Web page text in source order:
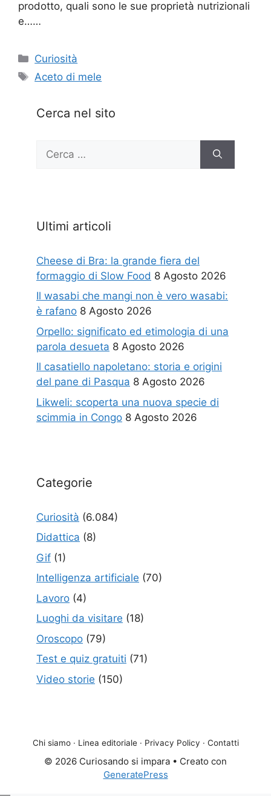
prodotto, quali sono le sue proprietà nutrizionali
e……
Categorie
Curiosità
Tag
Aceto di mele
Cerca nel sito
per:
Ultimi articoli
Cheese di Bra: la grande fiera del
formaggio di Slow Food 8 Agosto 2026
Il wasabi che mangi non è vero wasabi:
è rafano 8 Agosto 2026
Orpello: significato ed etimologia di una
parola desueta 8 Agosto 2026
Il casatiello napoletano: storia e origini
del pane di Pasqua 8 Agosto 2026
Likweli: scoperta una nuova specie di
scimmia in Congo 8 Agosto 2026
Categorie
Curiosità (6.084)
Didattica (8)
Gif (1)
Intelligenza artificiale (70)
Lavoro (4)
Luoghi da visitare (18)
Oroscopo (79)
Test e quiz gratuiti (71)
Video storie (150)
Chi siamo · Linea editoriale · Privacy Policy · Contatti
© 2026 Curiosando si impara • Creato con
GeneratePress